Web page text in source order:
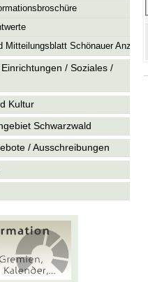
Mitteilungsblatt Schönauer Anzeiger
/ Soziales /
Kultur
Schwarzwald
/ Ausschreibungen